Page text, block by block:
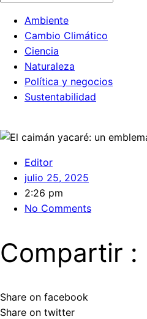
Ambiente
Cambio Climático
Ciencia
Naturaleza
Política y negocios
Sustentabilidad
Editor
julio 25, 2025
2:26 pm
No Comments
Compartir :
Share on facebook
Share on twitter